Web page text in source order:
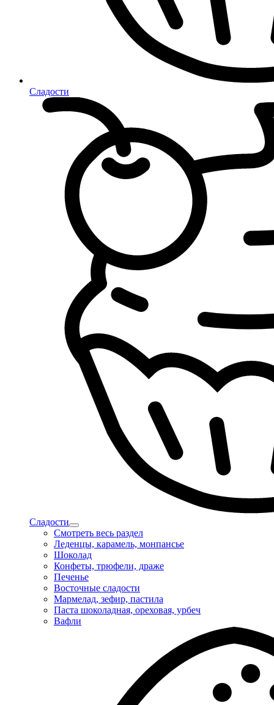
Сладости
Сладости
Смотреть весь раздел
Леденцы, карамель, монпансье
Шоколад
Конфеты, трюфели, драже
Печенье
Восточные сладости
Мармелад, зефир, пастила
Паста шоколадная, ореховая, урбеч
Вафли